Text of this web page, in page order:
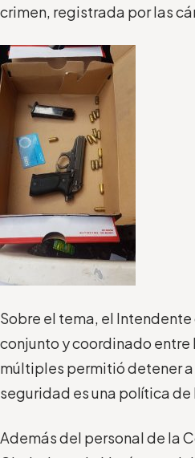
crimen, registrada por las
Sobre el tema, el
conjunto y coordinado
múltiples permitió detener
seguridad es una política
Además del personal de la